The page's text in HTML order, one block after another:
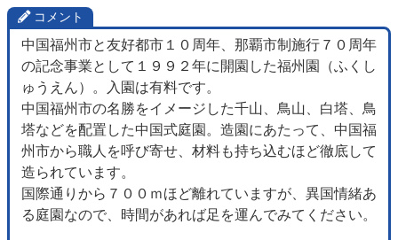
コメント
中国福州市と友好都市１０周年、那覇市制施行７０周年
の記念事業として１９９２年に開園した福州園（ふくし
ゅうえん）。入園は有料です。
中国福州市の名勝をイメージした千山、鳥山、白塔、鳥
塔などを配置した中国式庭園。造園にあたって、中国福
州市から職人を呼び寄せ、材料も持ち込むほど徹底して
造られています。
国際通りから７００ｍほど離れていますが、異国情緒あ
る庭園なので、時間があれば足を運んでみてください。